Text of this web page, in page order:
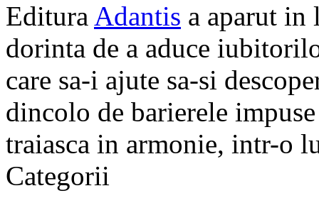
Editura Adantis a aparut in
dorinta de a aduce
care sa-i ajute sa-si
dincolo de barierele
traiasca in armonie, intr-o
Categorii